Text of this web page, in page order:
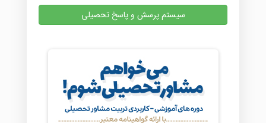
سیستم پرسش و پاسخ تحصیلی